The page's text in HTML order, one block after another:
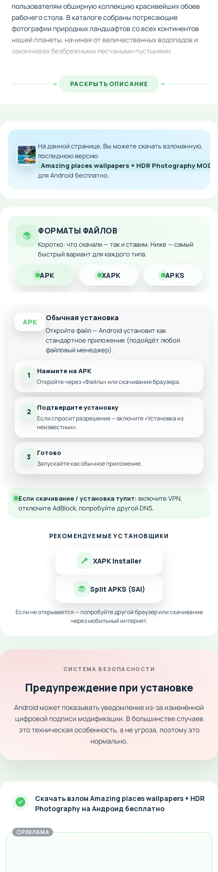
пользователям обширную коллекцию красивейших обоев
рабочего стола. В каталоге собраны потрясающие
фотографии природных ландшафтов со всех континентов
нашей планеты, начиная от величественных водопадов и
заканчивая безбрежными песчаными пустынями.
изображений: снежные горные вершины, густые лесные
массивы, спокойные озёра и водоёмы, пустынные
Функционал приложения позволяет просмотреть огромное
количество вариантов, добавлять понравившиеся снимки
в избранное и оставлять к ним оценки. Материалы
регулярно обновляются новыми захватывающими видами,
Особенности мода:
Безграничная библиотека высококачественных
пейзажных фотографий
Снимки природы со всех уголков земного шара
изображениями
Удобный интерфейс для просмотра и выбора
обоев
РАСКРЫТЬ ОПИСАНИЕ
На данной странице, Вы можете скачать взломанную,
последнюю версию
Amazing places wallpapers + HDR Photography MOD
для Android бесплатно.
ФОРМАТЫ ФАЙЛОВ
Коротко: что скачали — так и ставим. Ниже — самый
быстрый вариант для каждого типа.
APK XAPK APKS
APK Обычная установка
Откройте файл — Android установит как
стандартное приложение (подойдёт любой
файловый менеджер).
1 Нажмите на APK
Откройте через «Файлы» или скачивания браузера.
2 Подтвердите установку
Если спросит разрешение — включите «Установка из
неизвестных».
3 Готово
Запускайте как обычное приложение.
Если скачивание / установка тупит: включите VPN,
отключите AdBlock, попробуйте другой DNS.
РЕКОМЕНДУЕМЫЕ УСТАНОВЩИКИ
XAPK Installer
Split APKS (SAI)
Если не открывается — попробуйте другой браузер или скачивание
через мобильный интернет.
СИСТЕМА БЕЗОПАСНОСТИ
Предупреждение при установке
Android может показывать уведомление из-за изменённой
цифровой подписи модификации. В большинстве случаев
это техническая особенность, а не угроза, поэтому это
нормально.
Скачать взлом Amazing places wallpapers + HDR
Photography на Андроид бесплатно
РЕКЛАМА